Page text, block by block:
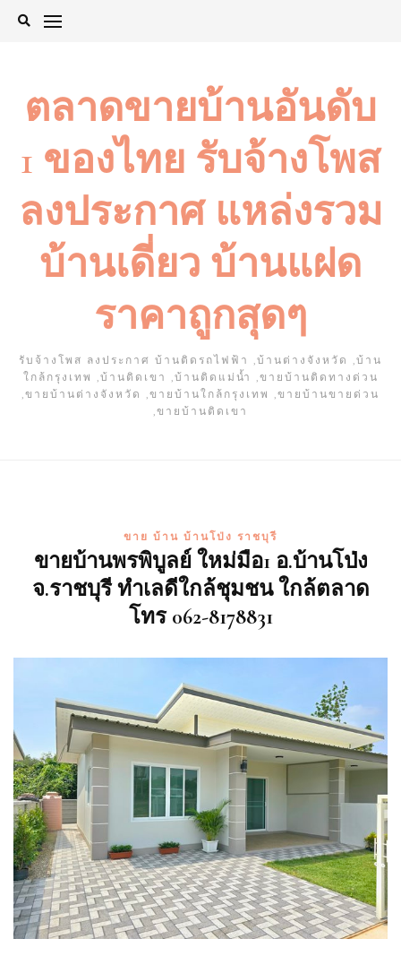
Skip
ตลาดขายบ้านอันดับ
1 ของไทย รับจ้างโพส
ลงประกาศ แหล่งรวม
บ้านเดี่ยว บ้านแฝด
ราคาถูกสุดๆ
รับจ้างโพส ลงประกาศ บ้านติดรถไฟฟ้า ,บ้านต่างจังหวัด ,บ้าน
ใกล้กรุงเทพ ,บ้านติดเขา ,บ้านติดแม่น้ำ ,ขายบ้านติดทางด่วน
,ขายบ้านต่างจังหวัด ,ขายบ้านใกล้กรุงเทพ ,ขายบ้านขายด่วน
,ขายบ้านติดเขา
ขาย บ้าน บ้านโป่ง ราชบุรี
ขายบ้านพรพิบูลย์ ใหม่มือ1 อ.บ้านโป่ง
จ.ราชบุรี ทำเลดีใกล้ชุมชน ใกล้ตลาด
โทร 062-8178831